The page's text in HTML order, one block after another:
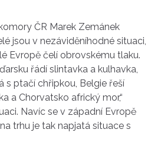
ČR Marek Zemánek
jsou v nezáviděníhodné situaci,
Evropě čelí obrovskému tlaku.
řádí slintavka a kulhavka,
s ptačí chřipkou, Belgie řeší
a Chorvatsko africký mor,“
Navíc se v západní Evropě
trhu je tak napjatá situace s